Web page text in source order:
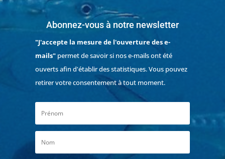
Abonnez-vous à notre newsletter
"J'accepte la mesure de l'ouverture des e-
mails"permet de savoir si nos e-mails ont été
ouverts afin d'établir des statistiques. Vous pouvez
retirer votre consentement à tout moment.